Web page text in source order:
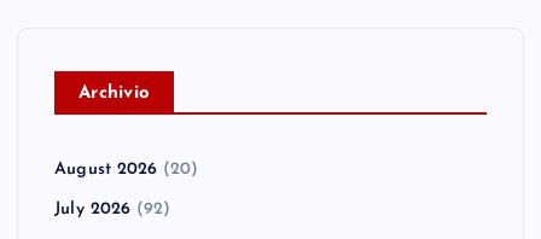
Archivio
August 2026 (20)
July 2026 (92)